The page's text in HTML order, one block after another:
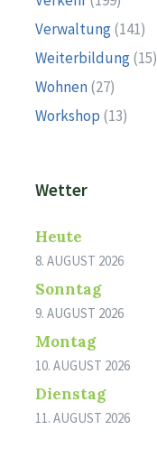
Verwaltung(141)
Weiterbildung(15)
Wohnen(27)
Workshop (13)
Wetter
Heute
8. AUGUST 2026
Sonntag
9. AUGUST 2026
Montag
10. AUGUST 2026
Dienstag
11. AUGUST 2026